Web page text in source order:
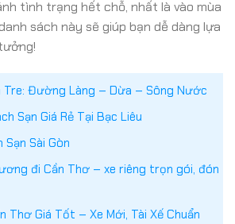
tình trạng hết chỗ, nhất là vào mùa
sách này sẽ giúp bạn dễ dàng lựa
Tre: Đường Làng – Dừa – Sông Nước
Sạn Giá Rẻ Tại Bạc Liêu
Sài Gòn
đi Cần Thơ – xe riêng trọn gói, đón
Thơ Giá Tốt – Xe Mới, Tài Xế Chuẩn